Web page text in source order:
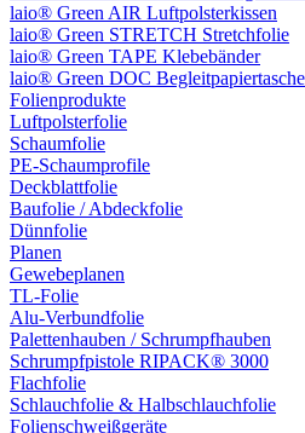
laio® Green AIR Luftpolsterkissen
laio® Green STRETCH Stretchfolie
laio® Green TAPE Klebebänder
laio® Green DOC
Folienprodukte
Luftpolsterfolie
Schaumfolie
PE-Schaumprofile
Deckblattfolie
Baufolie / Abdeckfolie
Dünnfolie
Planen
Gewebeplanen
TL-Folie
Alu-Verbundfolie
Palettenhauben / Schrumpfhauben
Schrumpfpistole RIPACK® 3000
Flachfolie
Schlauchfolie & Halbschlauchfolie
Folienschweißgeräte